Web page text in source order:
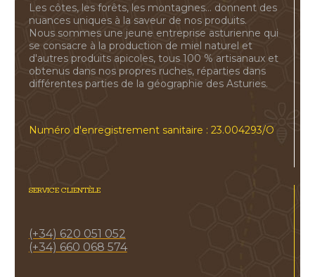
Les côtes, les forêts, les montagnes... donnent des
nuances uniques à la saveur de nos produits.
Nous sommes une jeune entreprise asturienne qui
se consacre à la production de miel naturel et
d'autres produits apicoles, tous 100 % artisanaux et
obtenus dans nos propres ruches, réparties dans
différentes parties de la géographie des Asturies.
Numéro d'enregistrement sanitaire : 23.004293/O
SERVICE CLIENTÈLE
(+34) 620 051 052
(+34) 660 068 574